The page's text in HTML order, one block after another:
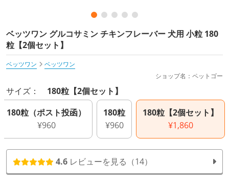
ベッツワン グルコサミン チキンフレーバー 犬用 小粒 180
粒【2個セット】
ベッツワン
ベッツワン
ショップ名：ペットゴー
サイズ： 180粒【2個セット】
180粒（ポスト投函）
¥960
180粒
¥960
180粒【2個セット】
¥1,860
4.6 レビューを見る（14）